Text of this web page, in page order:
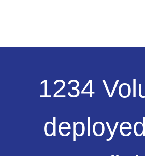
Volunteers
the
field
1234